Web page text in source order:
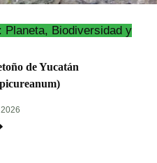
Planeta, Biodiversidad y
de Yucatán